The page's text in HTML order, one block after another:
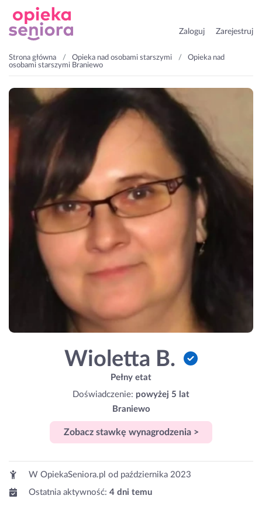
Zaloguj Zarejestruj
Strona główna Opieka nad osobami starszymi
Opieka nad
osobami starszymi Braniewo
Wioletta B.
Pełny etat
Doświadczenie: powyżej 5 lat
Braniewo
Zobacz stawkę wynagrodzenia >
W OpiekaSeniora.pl od października 2023
Ostatnia aktywność: 4 dni temu